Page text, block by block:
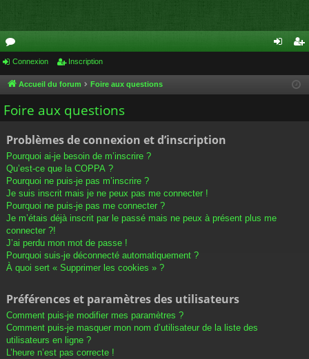
or
u
m
cri
Connexion Inscription
Accueil du forum Foire aux questions
Foire aux questions
Problèmes de connexion et d’inscription
Pourquoi ai-je besoin de m’inscrire ?
Qu’est-ce que la COPPA ?
Pourquoi ne puis-je pas m’inscrire ?
Je suis inscrit mais je ne peux pas me connecter !
Pourquoi ne puis-je pas me connecter ?
Je m’étais déjà inscrit par le passé mais ne peux à présent plus me
connecter ?!
J’ai perdu mon mot de passe !
Pourquoi suis-je déconnecté automatiquement ?
À quoi sert « Supprimer les cookies » ?
Préférences et paramètres des utilisateurs
Comment puis-je modifier mes paramètres ?
Comment puis-je masquer mon nom d’utilisateur de la liste des
utilisateurs en ligne ?
L’heure n’est pas correcte !